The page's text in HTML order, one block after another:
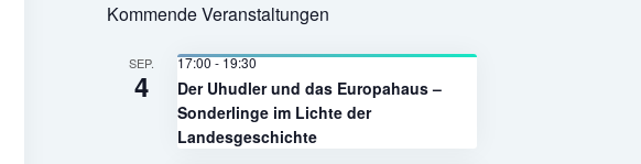
Kommende Veranstaltungen
SEP.
4
17:00-19:30
Der Uhudler und das Europahaus –
Sonderlinge im Lichte der
Landesgeschichte